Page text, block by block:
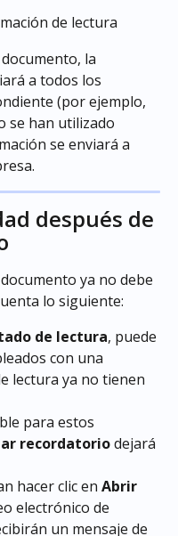
de lectura
la
a todos los
(por ejemplo,
se han utilizado
se enviará a
después de
ya no debe
lo siguiente:
de lectura, puede
con una
lectura ya no tienen
para estos
recordatorio dejará
hacer clic en Abrir
electrónico de
un mensaje de